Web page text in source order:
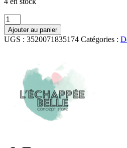
quantité
de
Pivoine
Coralline
Amadeus
Ajouter au panier
UGS : 3520071835174 Catégories :